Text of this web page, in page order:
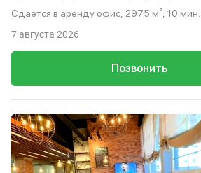
Сдается в аренду офис, 2975 м², 10
Позвонить
7 августа 2026